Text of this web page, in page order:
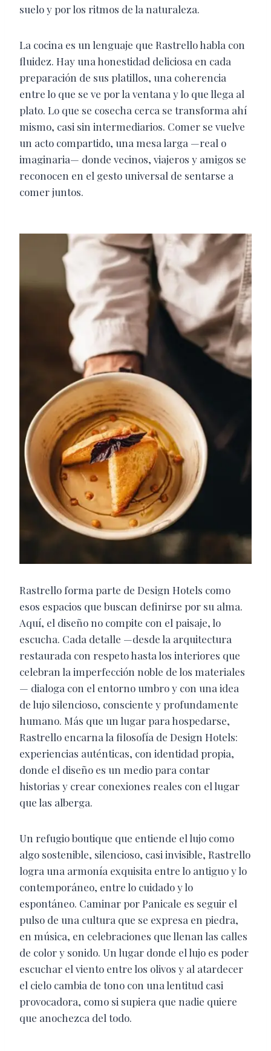
suelo y por los ritmos de la naturaleza.
La cocina es un lenguaje que Rastrello habla con
fluidez. Hay una honestidad deliciosa en cada
preparación de sus platillos, una coherencia
entre lo que se ve por la ventana y lo que llega al
plato. Lo que se cosecha cerca se transforma ahí
mismo, casi sin intermediarios. Comer se vuelve
un acto compartido, una mesa larga —real o
imaginaria— donde vecinos, viajeros y amigos se
reconocen en el gesto universal de sentarse a
comer juntos.
Rastrello forma parte de Design Hotels como
esos espacios que buscan definirse por su alma.
Aquí, el diseño no compite con el paisaje, lo
escucha. Cada detalle —desde la arquitectura
restaurada con respeto hasta los interiores que
celebran la imperfección noble de los materiales
— dialoga con el entorno umbro y con una idea
de lujo silencioso, consciente y profundamente
humano. Más que un lugar para hospedarse,
Rastrello encarna la filosofía de Design Hotels:
experiencias auténticas, con identidad propia,
donde el diseño es un medio para contar
historias y crear conexiones reales con el lugar
que las alberga.
Un refugio boutique que entiende el lujo como
algo sostenible, silencioso, casi invisible, Rastrello
logra una armonía exquisita entre lo antiguo y lo
contemporáneo, entre lo cuidado y lo
espontáneo. Caminar por Panicale es seguir el
pulso de una cultura que se expresa en piedra,
en música, en celebraciones que llenan las calles
de color y sonido. Un lugar donde el lujo es poder
escuchar el viento entre los olivos y al atardecer
el cielo cambia de tono con una lentitud casi
provocadora, como si supiera que nadie quiere
que anochezca del todo.